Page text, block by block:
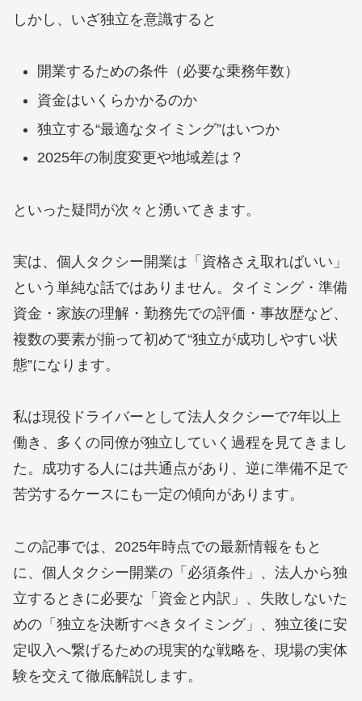
しかし、いざ独立を意識すると
開業するための条件（必要な乗務年数）
資金はいくらかかるのか
独立する“最適なタイミング”はいつか
2025年の制度変更や地域差は？
といった疑問が次々と湧いてきます。
実は、個人タクシー開業は「資格さえ取ればいい」
という単純な話ではありません。タイミング・準備
資金・家族の理解・勤務先での評価・事故歴など、
複数の要素が揃って初めて“独立が成功しやすい状
態”になります。
私は現役ドライバーとして法人タクシーで7年以上
働き、多くの同僚が独立していく過程を見てきまし
た。成功する人には共通点があり、逆に準備不足で
苦労するケースにも一定の傾向があります。
この記事では、2025年時点での最新情報をもと
に、個人タクシー開業の「必須条件」、法人から独
立するときに必要な「資金と内訳」、失敗しないた
めの「独立を決断すべきタイミング」、独立後に安
定収入へ繋げるための現実的な戦略を、現場の実体
験を交えて徹底解説します。